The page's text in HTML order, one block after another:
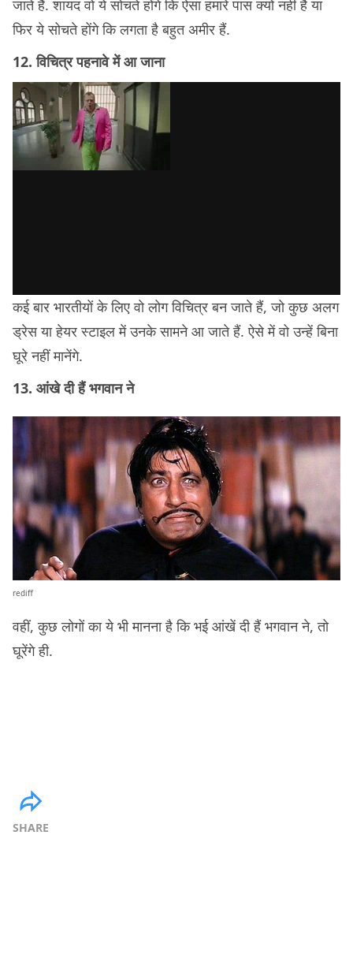
जाते हैं. शायद वो ये सोचते होंगे कि ऐसा हमारे पास क्यों नहीं है या
फिर ये सोचते होंगे कि लगता है बहुत अमीर हैं.
12. विचित्र पहनावे में आ जाना
कई बार भारतीयों के लिए वो लोग विचित्र बन जाते हैं, जो कुछ अलग
ड्रेस या हेयर स्टाइल में उनके सामने आ जाते हैं. ऐसे में वो उन्हें बिना
घूरे नहीं मानेंगे.
13. आंखे दी हैं भगवान ने
rediff
वहीं, कुछ लोगों का ये भी मानना है कि भई आंखें दी हैं भगवान ने, तो
घूरेंगे ही.
SHARE